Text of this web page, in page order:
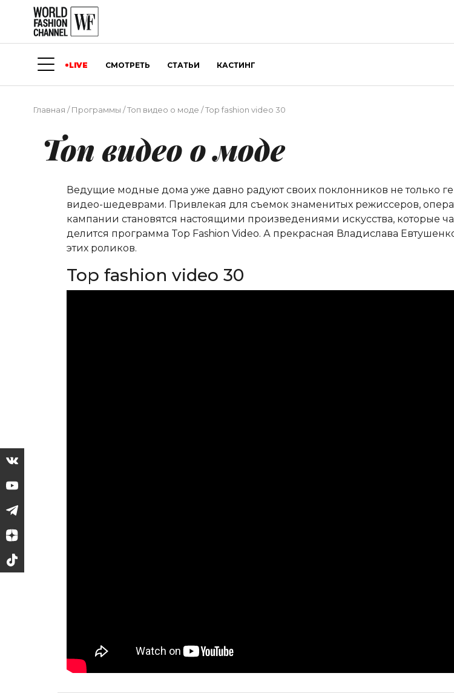
LIVE СМОТРЕТЬ СТАТЬИ КАСТИНГ
Главная /Программы /Топ видео о моде /Top fashion video 30
Топ видео о моде
Ведущие модные дома уже давно радуют своих поклонников не только
видео-шедеврами. Привлекая для съемок знаменитых режиссеров,
кампании становятся настоящими произведениями искусства, которые
делится программа Top Fashion Video. А прекрасная Владислава
этих роликов.
Top fashion video 30